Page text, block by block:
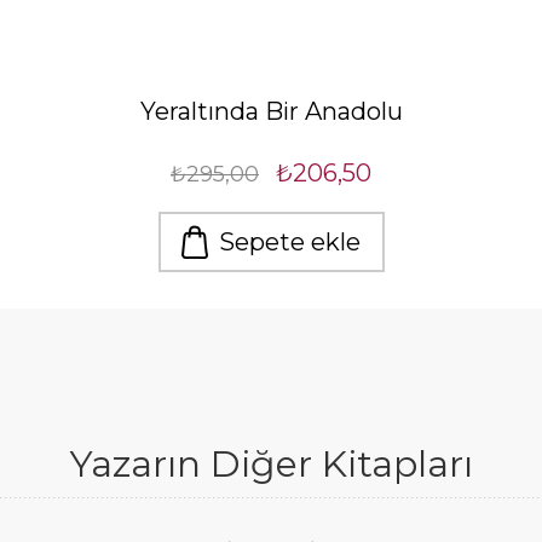
Yeraltında Bir Anadolu
₺295,00 ₺206,50
Sepete ekle
Yazarın Diğer Kitapları